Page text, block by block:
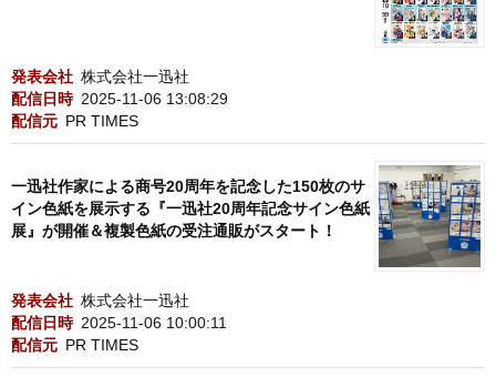
発表会社 株式会社一迅社
配信日時 2025-11-06 13:08:29
配信元 PR TIMES
一迅社作家による商号20周年を記念した150枚のサ
イン色紙を展示する『一迅社20周年記念サイン色紙
展』が開催＆複製色紙の受注通販がスタート！
発表会社 株式会社一迅社
配信日時 2025-11-06 10:00:11
配信元 PR TIMES